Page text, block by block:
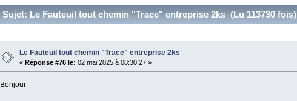
Sujet: Le Fauteuil tout chemin "Trace" entreprise 2ks (Lu 113730 fois)
Le Fauteuil tout chemin "Trace" entreprise 2ks
« Réponse #76 le: 02 mai 2025 à 08:30:27 »
Bonjour